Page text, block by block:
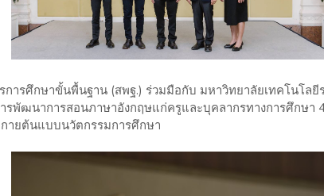
การศึกษาขั้นพื้นฐาน (สพฐ.) ร่วมมือกับ มหาวิทยาลัยเทคโนโล
รพัฒนาการสอนภาษาอังกฤษแก่ครูและบุคลากรทางการศึกษา
ยต้นแบบนวัตกรรมการศึกษา